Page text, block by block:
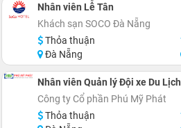
Nhân viên Lễ Tân
Khách sạn SOCO Đà Nẵng
Thỏa thuận
Đà Nẵng
Nhân viên Quản lý Đội xe Du Lịch
Công ty Cổ phần Phú Mỹ Phát
Thỏa thuận